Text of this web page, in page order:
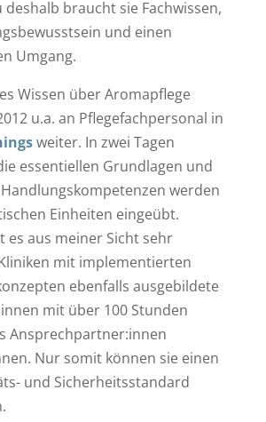
deshalb braucht sie Fachwissen,
und einen
Umgang.
Wissen über Aromapflege
u.a. an Pflegefachpersonal in
weiter. In zwei Tagen
essentiellen Grundlagen und
werden
Einheiten eingeübt.
es aus meiner Sicht sehr
mit implementierten
ebenfalls ausgebildete
mit über 100 Stunden
Ansprechpartner:innen
Nur somit können sie einen
und Sicherheitsstandard